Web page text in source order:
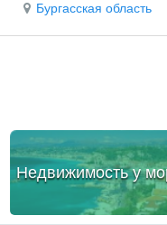
Бургасская область
Недвижимость у